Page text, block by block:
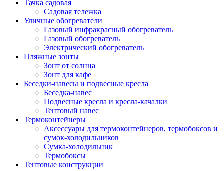
Тачка садовая
Садовая тележка
Уличные обогреватели
Газовый инфракрасный обогреватель
Газовый обогреватель
Электрический обогреватель
Пляжные зонты
Зонт от солнца
Зонт для кафе
Беседки-навесы и подвесные кресла
Беседка-навес
Подвесные кресла и кресла-качалки
Тентовый навес
Термоконтейнеры
Аксессуары для термоконтейнеров, термобоксов и
сумок-холодильников
Сумка-холодильник
Термобоксы
Тентовые конструкции